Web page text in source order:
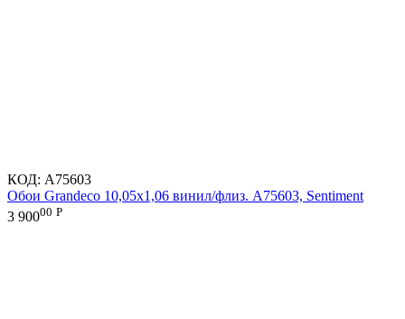
КОД: A75603
Обои Grandeco 10,05х1,06 винил/флиз. A75603, Sentiment
3 90000 Р